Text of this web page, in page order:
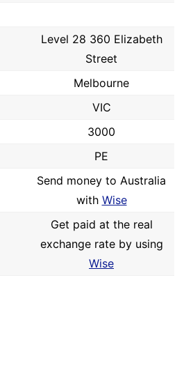
Level 28 360 Elizabeth
Street
Melbourne
VIC
3000
PE
Send money to Australia
with Wise
Get paid at the real
exchange rate by using
Wise